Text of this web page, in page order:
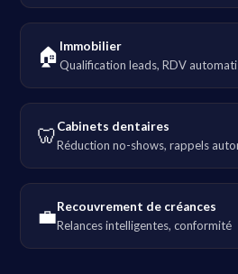
🏠 Immobilier
Qualification leads, RDV
🦷Cabinets dentaires
Réduction no-shows, rappels
💼Recouvrement de créances
Relances intelligentes, conformité